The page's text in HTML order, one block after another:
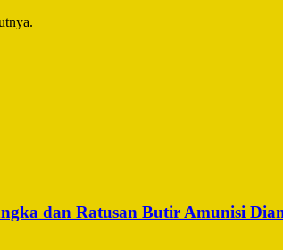
dan Ratusan Butir Amunisi